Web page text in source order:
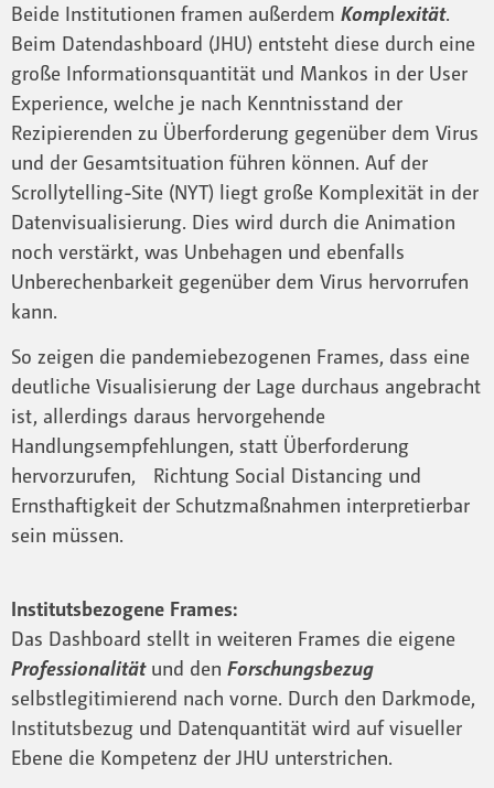
Beide Institutionen framen außerdem Komplexität.
Beim Datendashboard (JHU) entsteht diese durch eine
große Informationsquantität und Mankos in der User
Experience, welche je nach Kenntnisstand der
Rezipierenden zu Überforderung gegenüber dem Virus
und der Gesamtsituation führen können. Auf der
Scrollytelling-Site (NYT) liegt große Komplexität in der
Datenvisualisierung. Dies wird durch die Animation
noch verstärkt, was Unbehagen und ebenfalls
Unberechenbarkeit gegenüber dem Virus hervorrufen
kann.
So zeigen die pandemiebezogenen Frames, dass eine
deutliche Visualisierung der Lage durchaus angebracht
ist, allerdings daraus hervorgehende
Handlungsempfehlungen, statt Überforderung
hervorzurufen, Richtung Social Distancing und
Ernsthaftigkeit der Schutzmaßnahmen interpretierbar
sein müssen.
Institutsbezogene Frames:
Das Dashboard stellt in weiteren Frames die eigene
Professionalitätund den Forschungsbezug
selbstlegitimierend nach vorne. Durch den Darkmode,
Institutsbezug und Datenquantität wird auf visueller
Ebene die Kompetenz der JHU unterstrichen.